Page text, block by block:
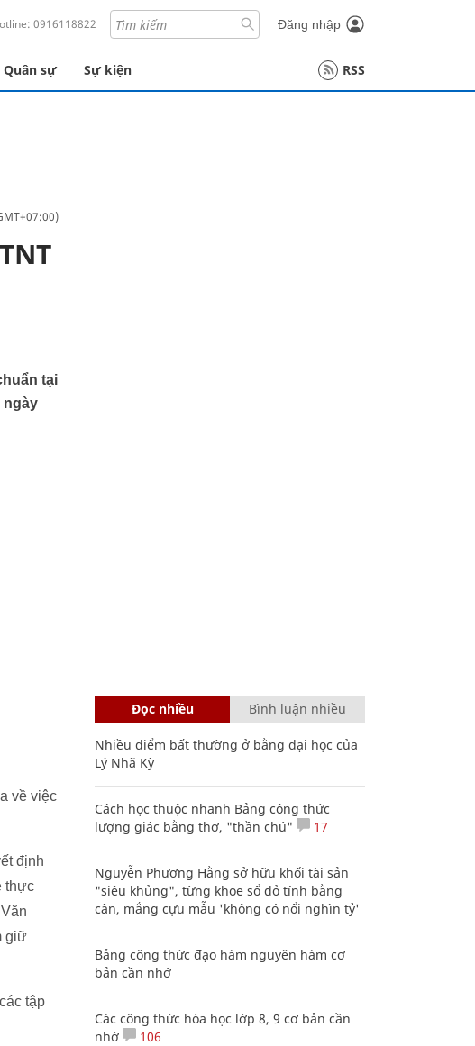
0916118822 Đăng nhập
Quân sự Sự kiện RSS
tại
ngày
về việc
định
thực
giữ
tập
Đọc nhiều Bình luận nhiều
Nhiều điểm bất thường ở bằng đại học của
Lý Nhã Kỳ
Cách học thuộc nhanh Bảng công thức
lượng giác bằng thơ, "thần chú"
17
Nguyễn Phương Hằng sở hữu khối tài sản
"siêu khủng", từng khoe sổ đỏ tính bằng
cân, mắng cựu mẫu 'không có nổi nghìn tỷ'
Bảng công thức đạo hàm nguyên hàm cơ
bản cần nhớ
Các công thức hóa học lớp 8, 9 cơ bản cần
nhớ
106